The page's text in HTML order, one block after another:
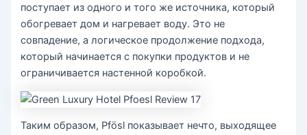
поступает из одного и того же источника, который
обогревает дом и нагревает воду. Это не
совпадение, а логическое продолжение подхода,
который начинается с покупки продуктов и не
ограничивается настенной коробкой.
Таким образом, Pfösl показывает нечто, выходящее